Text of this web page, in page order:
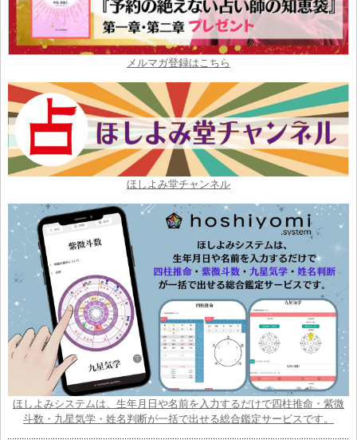
メルマガ登録はこちら
ほしよみ堂チャンネル
ほしよみシステムは、生年月日や名前を入力するだけで四柱推命・紫微
斗数・九星気学・姓名判断が一括で出せる総合鑑定サービスです。